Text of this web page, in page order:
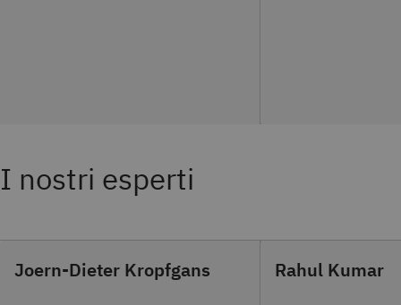
I nostri esperti
Joern-Dieter Kropfgans Rahul Kumar